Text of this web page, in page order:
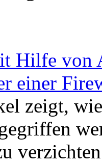
Hilfe von
einer
zeigt,